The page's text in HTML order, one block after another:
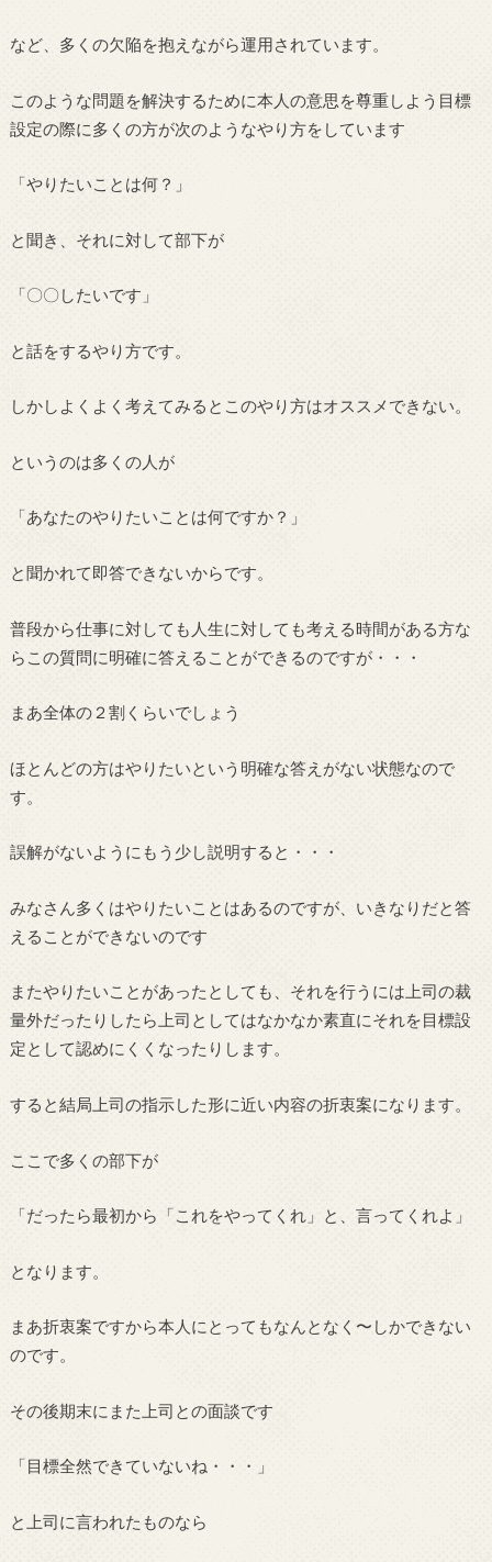
など、多くの欠陥を抱えながら運用されています。
このような問題を解決するために本人の意思を尊重しよう目標
設定の際に多くの方が次のようなやり方をしています
「やりたいことは何？」
と聞き、それに対して部下が
「〇〇したいです」
と話をするやり方です。
しかしよくよく考えてみるとこのやり方はオススメできない。
というのは多くの人が
「あなたのやりたいことは何ですか？」
と聞かれて即答できないからです。
普段から仕事に対しても人生に対しても考える時間がある方な
らこの質問に明確に答えることができるのですが・・・
まあ全体の２割くらいでしょう
ほとんどの方はやりたいという明確な答えがない状態なので
す。
誤解がないようにもう少し説明すると・・・
みなさん多くはやりたいことはあるのですが、いきなりだと答
えることができないのです
またやりたいことがあったとしても、それを行うには上司の裁
量外だったりしたら上司としてはなかなか素直にそれを目標設
定として認めにくくなったりします。
すると結局上司の指示した形に近い内容の折衷案になります。
ここで多くの部下が
「だったら最初から「これをやってくれ」と、言ってくれよ」
となります。
まあ折衷案ですから本人にとってもなんとなく〜しかできない
のです。
その後期末にまた上司との面談です
「目標全然できていないね・・・」
と上司に言われたものなら